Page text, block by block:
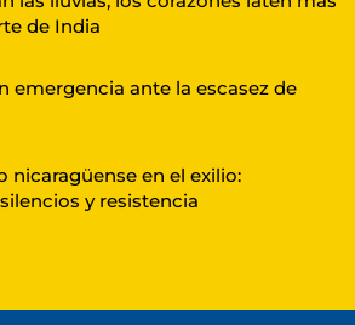
de India
emergencia ante la escasez de
nicaragüense en el exilio:
y resistencia